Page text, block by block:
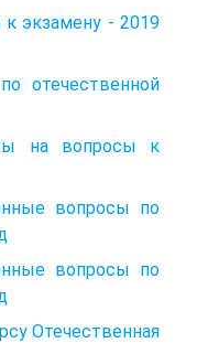
экзамену - 2019
отечественной
на вопросы к
вопросы по
вопросы по
Отечественная